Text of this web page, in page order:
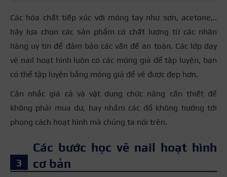
Các hóa chất tiếp xúc với móng tay như sơn, acetone,..
hãy lựa chọn các sản phẩm có chất lượng từ các nhãn
hàng uy tín để đảm bảo các vấn đề an toàn. Các lớp dạy
vẽ nail hoạt hình luôn có các móng giả để tập luyện, bạn
có thể tập luyện bằng móng giả để vẽ được đẹp hơn.
Cân nhắc giá cả và vật dụng chức năng cần thiết để
không phải mua dư, hay nhầm các đồ không hướng tới
phong cách hoạt hình mà chúng ta nói trên.
Các bước học vẽ nail hoạt hình
cơ bản